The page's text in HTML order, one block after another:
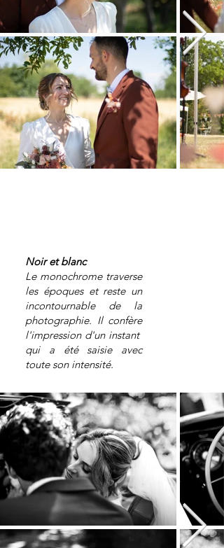
Noir et blanc
Le monochrome traverse
les époques et reste un
incontournable de la
photographie. Il confère
l'impression d'un instant
qui a été saisie avec
toute son intensité.